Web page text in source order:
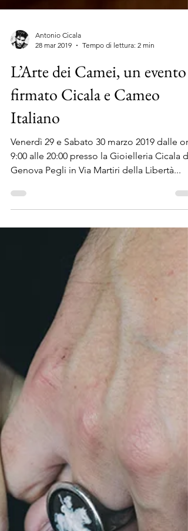
28 mar 2019
L’Arte dei Camei, un evento
firmato Cicala e Cameo
Italiano
9:00 alle 20:00 presso la Gioielleria Cicala di
Genova Pegli in Via Martiri della Libertà...